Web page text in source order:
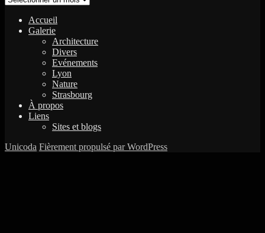
Accueil
Galerie
Architecture
Divers
Evénements
Lyon
Nature
Strasbourg
À propos
Liens
Sites et blogs
Unicoda Fièrement propulsé par WordPress